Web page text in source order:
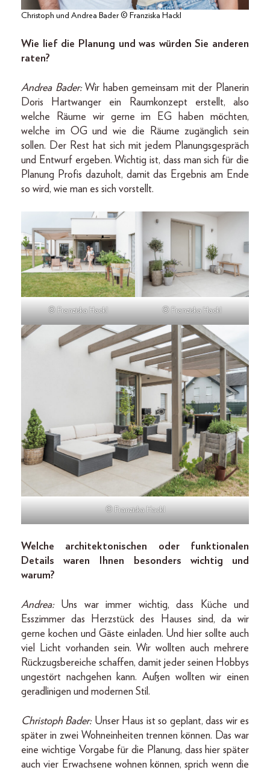
Christoph und Andrea Bader © Franziska Hackl
Wie lief die Planung und was würden Sie anderen
raten?
Andrea Bader:Wir haben gemeinsam mit der Planerin
Doris Hartwanger ein Raumkonzept erstellt, also
welche Räume wir gerne im EG haben möchten,
welche im OG und wie die Räume zugänglich sein
sollen. Der Rest hat sich mit jedem Planungsgespräch
und Entwurf ergeben. Wichtig ist, dass man sich für die
Planung Profis dazuholt, damit das Ergebnis am Ende
so wird, wie man es sich vorstellt.
© Franziska Hackl © Franziska Hackl
© Franziska Hackl
Welche architektonischen oder funktionalen
Details waren Ihnen besonders wichtig und
warum?
Andrea: Uns war immer wichtig, dass Küche und
Esszimmer das Herzstück des Hauses sind, da wir
gerne kochen und Gäste einladen. Und hier sollte auch
viel Licht vorhanden sein. Wir wollten auch mehrere
Rückzugsbereiche schaffen, damit jeder seinen Hobbys
ungestört nachgehen kann. Außen wollten wir einen
geradlinigen und modernen Stil.
Christoph Bader: Unser Haus ist so geplant, dass wir es
später in zwei Wohneinheiten trennen können. Das war
eine wichtige Vorgabe für die Planung, dass hier später
auch vier Erwachsene wohnen können, sprich wenn die